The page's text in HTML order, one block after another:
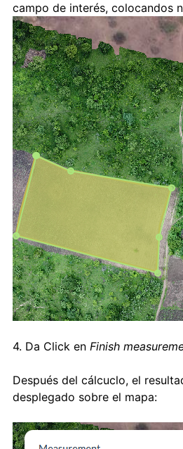
campo de interés, colocandos
4. Da Click en Finish
Después del cálcuclo, el
desplegado sobre el mapa: